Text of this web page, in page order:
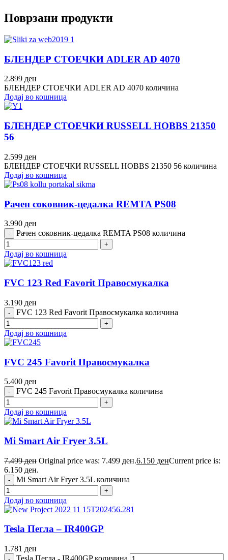
Поврзани продукти
БЛЕНДЕР СТОЕЧКИ ADLER AD 4070
2.899 ден
БЛЕНДЕР СТОЕЧКИ ADLER AD 4070 количина
Додај во кошница
БЛЕНДЕР СТОЕЧКИ RUSSELL HOBBS 21350
56
2.599 ден
БЛЕНДЕР СТОЕЧКИ RUSSELL HOBBS 21350 56 количина
Додај во кошница
Рачен соковник-цедалка REMTA PS08
3.990 ден
Рачен соковник-цедалка REMTA PS08 количина
Додај во кошница
FVC 123 Red Favorit Правосмукалка
3.190 ден
FVC 123 Red Favorit Правосмукалка количина
Додај во кошница
FVC 245 Favorit Правосмукалка
5.400 ден
FVC 245 Favorit Правосмукалка количина
Додај во кошница
Mi Smart Air Fryer 3.5L
7.499ден Original price was: 7.499 ден.6.150 денCurrent price is:
6.150 ден.
Mi Smart Air Fryer 3.5L количина
Додај во кошница
Tesla Пегла – IR400GP
1.781 ден
Tesla Пегла - IR400GP количина